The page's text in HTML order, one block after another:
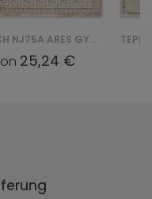
TEPPICH NJ75A ARES GYU - BEŻOWY
25,24 €